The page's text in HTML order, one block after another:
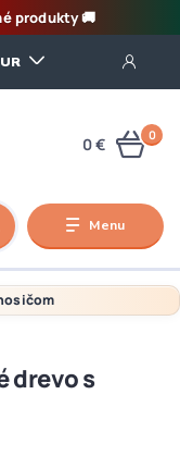
produkty 🚚
Menu
0
0 €
drevo s